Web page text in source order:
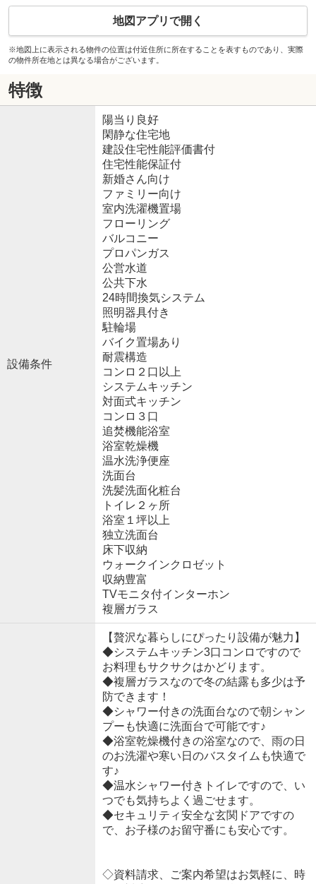
地図アプリで開く
※地図上に表示される物件の位置は付近住所に所在することを表すものであり、実際
の物件所在地とは異なる場合がございます。
特徴
設備条件
陽当り良好
閑静な住宅地
建設住宅性能評価書付
住宅性能保証付
新婚さん向け
ファミリー向け
室内洗濯機置場
フローリング
バルコニー
プロパンガス
公営水道
公共下水
24時間換気システム
照明器具付き
駐輪場
バイク置場あり
耐震構造
コンロ２口以上
システムキッチン
対面式キッチン
コンロ３口
追焚機能浴室
浴室乾燥機
温水洗浄便座
洗面台
洗髪洗面化粧台
トイレ２ヶ所
浴室１坪以上
独立洗面台
床下収納
ウォークインクロゼット
収納豊富
TVモニタ付インターホン
複層ガラス
【贅沢な暮らしにぴったり設備が魅力】
◆システムキッチン3口コンロですので
お料理もサクサクはかどります。
◆複層ガラスなので冬の結露も多少は予
防できます！
◆シャワー付きの洗面台なので朝シャン
プーも快適に洗面台で可能です♪
◆浴室乾燥機付きの浴室なので、雨の日
のお洗濯や寒い日のバスタイムも快適で
す♪
◆温水シャワー付きトイレですので、い
つでも気持ちよく過ごせます。
◆セキュリティ安全な玄関ドアですの
で、お子様のお留守番にも安心です。
◇資料請求、ご案内希望はお気軽に、時